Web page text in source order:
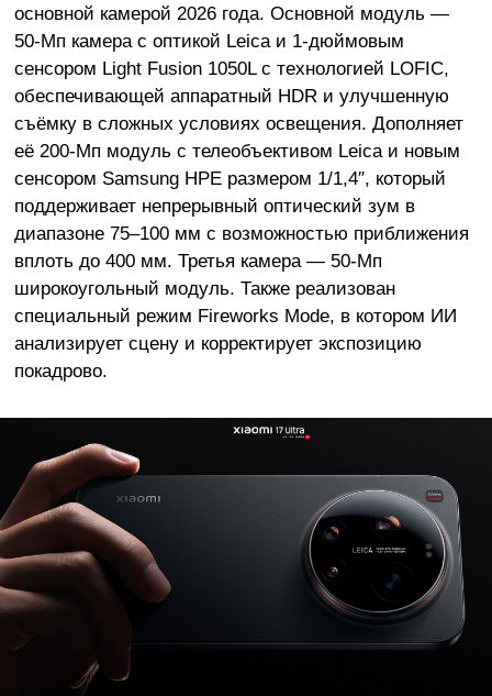
основной камерой 2026 года. Основной модуль —
50-Мп камера с оптикой Leica и 1-дюймовым
сенсором Light Fusion 1050L с технологией LOFIC,
обеспечивающей аппаратный HDR и улучшенную
съёмку в сложных условиях освещения. Дополняет
её 200-Мп модуль с телеобъективом Leica и новым
сенсором Samsung HPE размером 1/1,4″, который
поддерживает непрерывный оптический зум в
диапазоне 75–100 мм с возможностью приближения
вплоть до 400 мм. Третья камера — 50-Мп
широкоугольный модуль. Также реализован
специальный режим Fireworks Mode, в котором ИИ
анализирует сцену и корректирует экспозицию
покадрово.